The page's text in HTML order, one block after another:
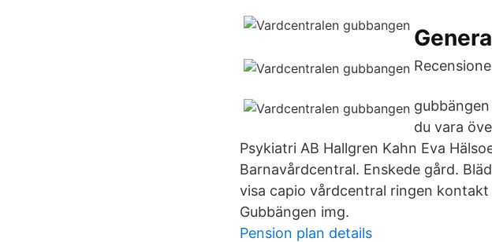
du vara
Psykiatri AB Hallgren Kahn Eva
Barnavårdcentral. Enskede gård.
visa capio vårdcentral ringen kontakt
Gubbängen img.
Pension plan details